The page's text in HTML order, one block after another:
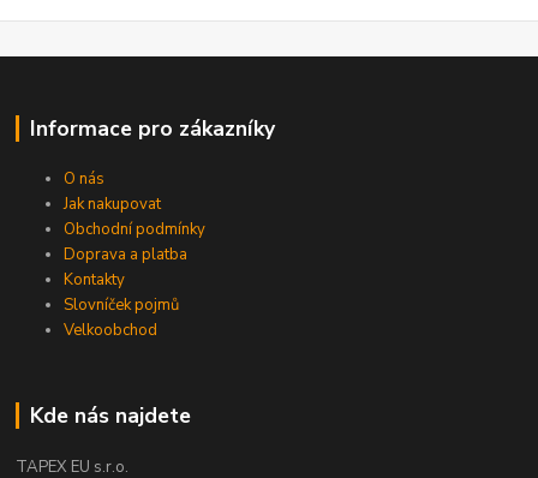
Informace pro zákazníky
O nás
Jak nakupovat
Obchodní podmínky
Doprava a platba
Kontakty
Slovníček pojmů
Velkoobchod
Kde nás najdete
TAPEX EU s.r.o.